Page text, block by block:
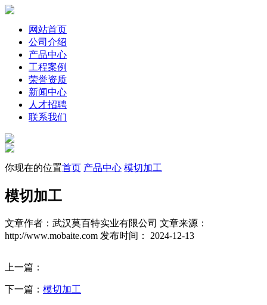
网站首页
公司介绍
产品中心
工程案例
荣誉资质
新闻中心
人才招聘
联系我们
你现在的位置首页 产品中心 模切加工
模切加工
文章作者：武汉莫百特实业有限公司 文章来源：
http://www.mobaite.com 发布时间： 2024-12-13
上一篇：
下一篇： 模切加工